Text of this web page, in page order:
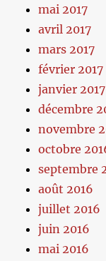
mai 2017
avril 2017
mars 2017
février 2017
janvier 2017
décembre
novembre
octobre
septembre
août 2016
juillet 2016
juin 2016
mai 2016